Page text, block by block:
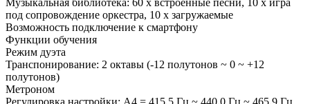
под сопровождение оркестра, 10 х загружаемые
Возможность подключение к смартфону
Функции обучения
Режим дуэта
Транспонирование: 2 октавы (-12 полутонов ~ 0 ~ +12
полутонов)
Метроном
Регулировка настройки: A4 = 415,5 Гц ~ 440,0 Гц ~ 465,9 Гц